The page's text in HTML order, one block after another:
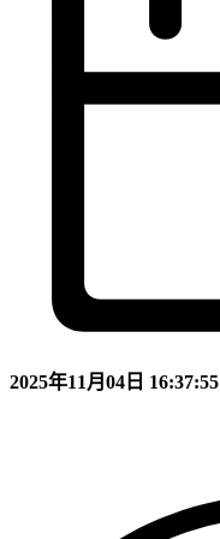
2025年11月04日 16:37:55